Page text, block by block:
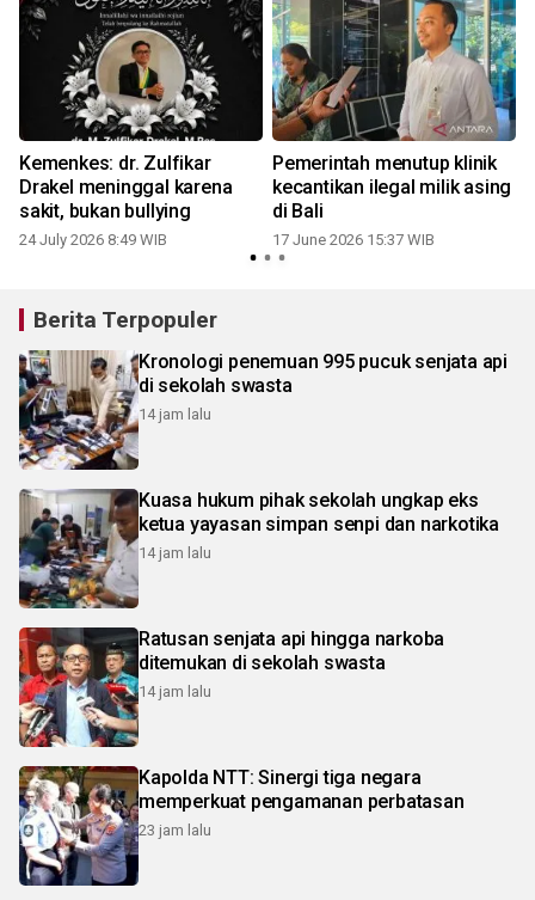
Kemenkes: dr. Zulfikar
Drakel meninggal karena
sakit, bukan bullying
24 July 2026 8:49 WIB
Pemerintah menutup klinik
kecantikan ilegal milik asing
di Bali
17 June 2026 15:37 WIB
Berita Terpopuler
Kronologi penemuan 995 pucuk senjata api
di sekolah swasta
14 jam lalu
Kuasa hukum pihak sekolah ungkap eks
ketua yayasan simpan senpi dan narkotika
14 jam lalu
Ratusan senjata api hingga narkoba
ditemukan di sekolah swasta
14 jam lalu
Kapolda NTT: Sinergi tiga negara
memperkuat pengamanan perbatasan
23 jam lalu